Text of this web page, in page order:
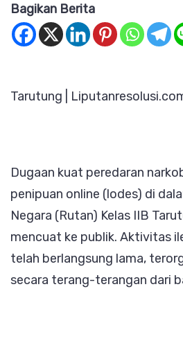
Bagikan Berita
Tarutung |
Dugaan kuat peredaran
penipuan online (lodes) di
Negara (Rutan) Kelas IIB
mencuat ke publik. Aktivitas
telah berlangsung lama,
secara terang-terangan dari